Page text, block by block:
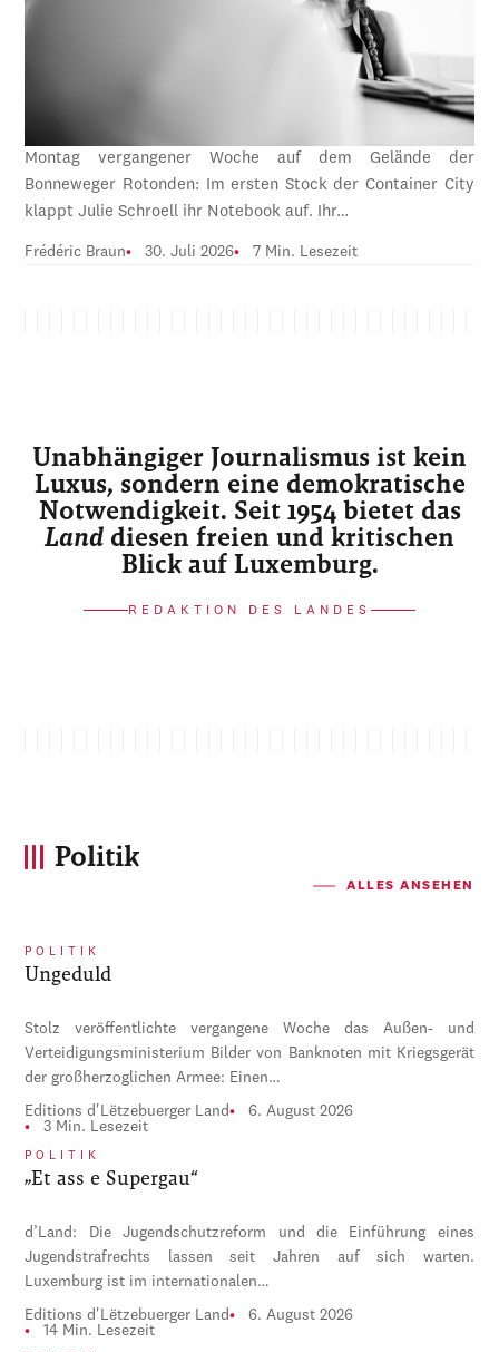
Montag vergangener Woche auf dem Gelände der
Bonneweger Rotonden: Im ersten Stock der Container City
klappt Julie Schroell ihr Notebook auf. Ihr…
Frédéric Braun 30. Juli 2026 7 Min. Lesezeit
Unabhängiger Journalismus ist kein
Luxus, sondern eine demokratische
Notwendigkeit. Seit 1954 bietet das
Land diesen freien und kritischen
Blick auf Luxemburg.
REDAKTION DES LANDES
Politik
ALLES ANSEHEN
POLITIK
Ungeduld
Stolz veröffentlichte vergangene Woche das Außen- und
Verteidigungsministerium Bilder von Banknoten mit Kriegsgerät
der großherzoglichen Armee: Einen…
Editions d'Lëtzebuerger Land
6. August 2026
3 Min. Lesezeit
POLITIK
„Et ass e Supergau“
d’Land: Die Jugendschutzreform und die Einführung eines
Jugendstrafrechts lassen seit Jahren auf sich warten.
Luxemburg ist im internationalen…
Editions d'Lëtzebuerger Land
6. August 2026
14 Min. Lesezeit